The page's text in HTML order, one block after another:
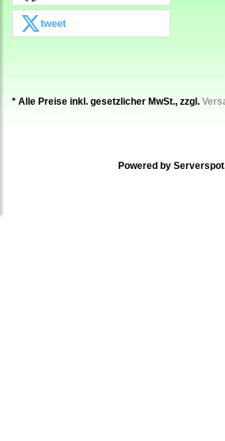
tweet
* Alle Preise inkl. gesetzlicher MwSt., zzgl.
Powered by